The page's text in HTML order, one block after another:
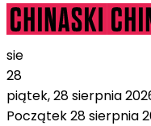
sie
28
piątek, 28 sierpnia
Początek 28 sierpnia